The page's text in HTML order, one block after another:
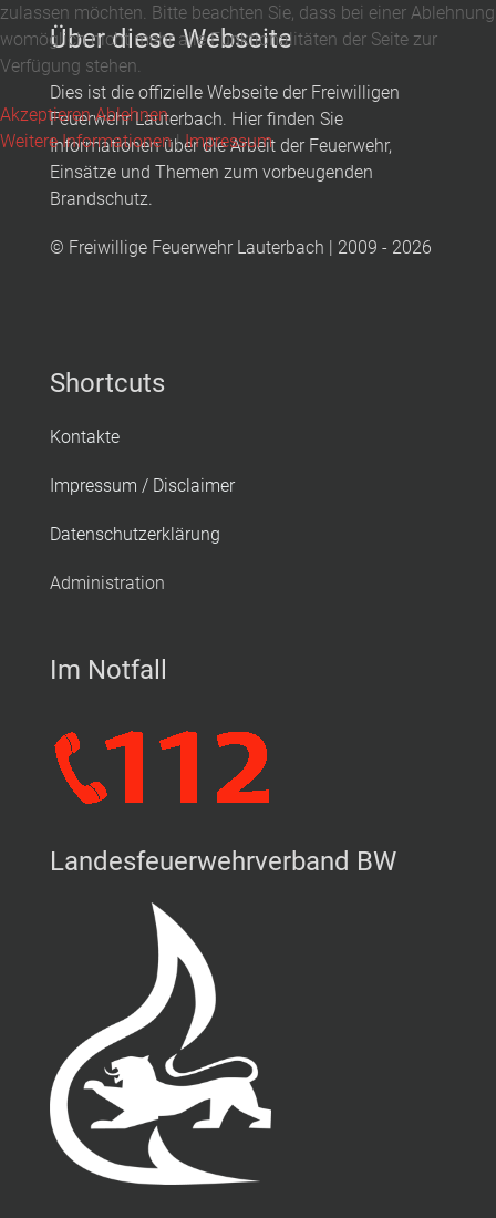
Über diese Webseite
Dies ist die offizielle Webseite der Freiwilligen
Feuerwehr Lauterbach. Hier finden Sie
Informationen über die Arbeit der Feuerwehr,
Einsätze und Themen zum vorbeugenden
Brandschutz.
© Freiwillige Feuerwehr Lauterbach | 2009 - 2026
Shortcuts
Kontakte
Impressum / Disclaimer
Datenschutzerklärung
Administration
Im Notfall
Landesfeuerwehrverband BW
zulassen möchten. Bitte beachten Sie, dass bei einer Ablehnung
womöglich nicht mehr alle Funktionalitäten der Seite zur
Verfügung stehen.
Akzeptieren Ablehnen
Weitere Informationen|Impressum